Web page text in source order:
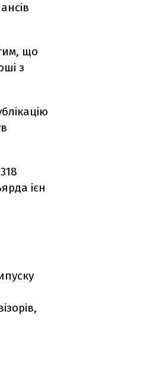
що
з
ієн